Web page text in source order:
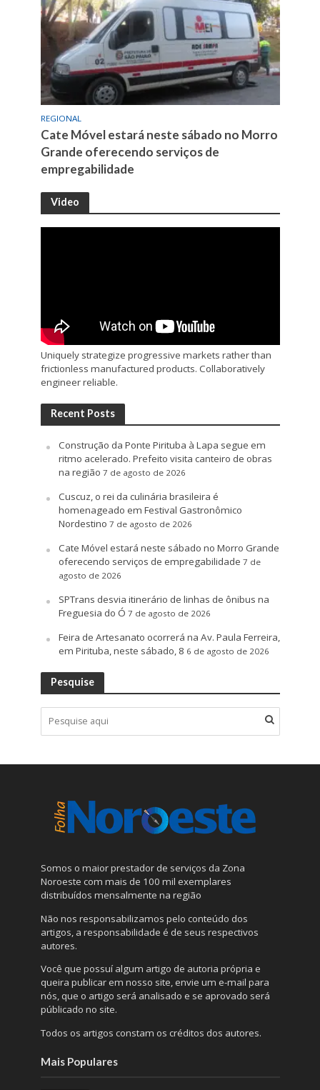
REGIONAL
Cate Móvel estará neste sábado no Morro
Grande oferecendo serviços de
empregabilidade
Video
Uniquely strategize progressive markets rather than
frictionless manufactured products. Collaboratively
engineer reliable.
Recent Posts
Construção da Ponte Pirituba à Lapa segue em
ritmo acelerado. Prefeito visita canteiro de obras
na região 7 de agosto de 2026
Cuscuz, o rei da culinária brasileira é
homenageado em Festival Gastronômico
Nordestino 7 de agosto de 2026
Cate Móvel estará neste sábado no Morro Grande
oferecendo serviços de empregabilidade 7 de
agosto de 2026
SPTrans desvia itinerário de linhas de ônibus na
Freguesia do Ó 7 de agosto de 2026
Feira de Artesanato ocorrerá na Av. Paula Ferreira,
em Pirituba, neste sábado, 8 6 de agosto de 2026
Pesquise
Somos o maior prestador de serviços da Zona
Noroeste com mais de 100 mil exemplares
distribuídos mensalmente na região
Não nos responsabilizamos pelo conteúdo dos
artigos, a responsabilidade é de seus respectivos
autores.
Você que possuí algum artigo de autoria própria e
queira publicar em nosso site, envie um e-mail para
nós, que o artigo será analisado e se aprovado será
públicado no site.
Todos os artigos constam os créditos dos autores.
Mais Populares